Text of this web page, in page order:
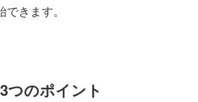
きます。
つのポイント